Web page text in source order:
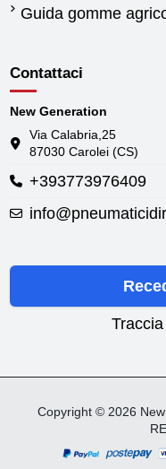
Guida gomme
Contattaci
New Generation
Via Calabria,25
87030 Carolei (CS)
+393773976409
Copyright © 2026